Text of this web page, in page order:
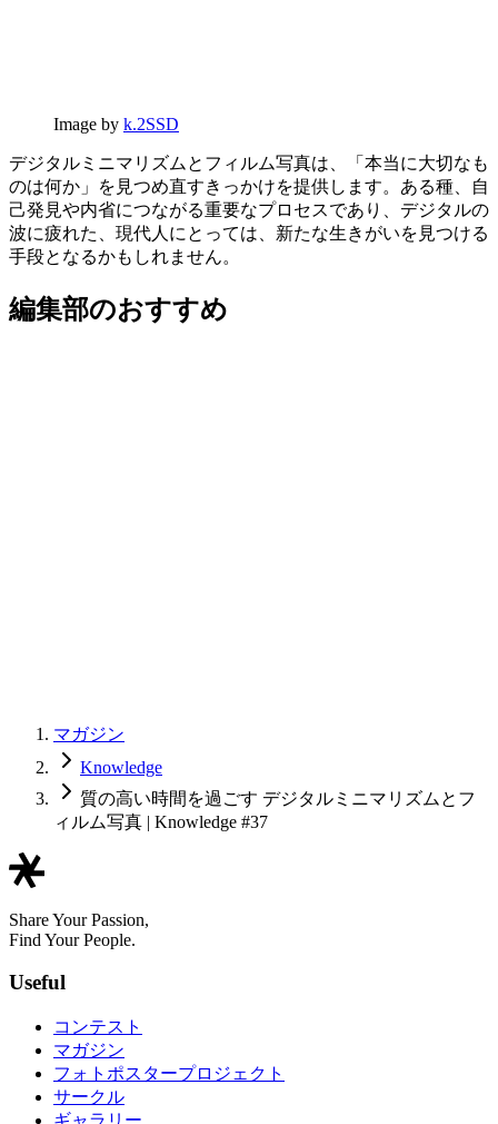
Image by k.2SSD
デジタルミニマリズムとフィルム写真は、「本当に大切なも
のは何か」を見つめ直すきっかけを提供します。ある種、自
己発見や内省につながる重要なプロセスであり、デジタルの
波に疲れた、現代人にとっては、新たな生きがいを見つける
手段となるかもしれません。
編集部のおすすめ
マガジン
Knowledge
質の高い時間を過ごす デジタルミニマリズムとフ
ィルム写真 | Knowledge #37
Share Your Passion,
Find Your People.
Useful
コンテスト
マガジン
フォトポスタープロジェクト
サークル
ギャラリー